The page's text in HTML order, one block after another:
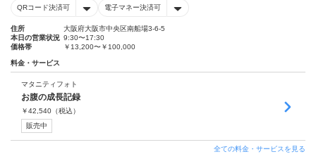
QRコード決済可 電子マネー決済可
住所
大阪府大阪市中央区南船場3-6-5
本日の営業状況 9:30〜17:30
価格帯
￥13,200〜￥100,000
料金・サービス
マタニティフォト
お腹の成長記録
￥42,540 （税込）
販売中
全ての料金・サービスを見る